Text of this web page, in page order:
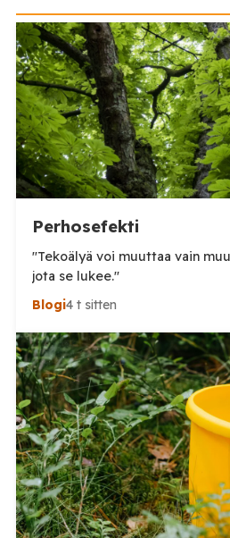
Perhosefekti
"Tekoälyä voi muuttaa vain
jota se lukee."
Blogi4 t sitten